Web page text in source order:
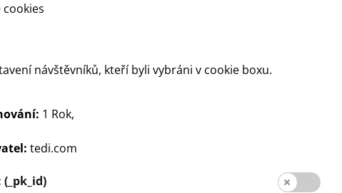
Kč, od
návštěvníků, kteří byli vybráni v cookie boxu.
1 Rok,
tedi.com